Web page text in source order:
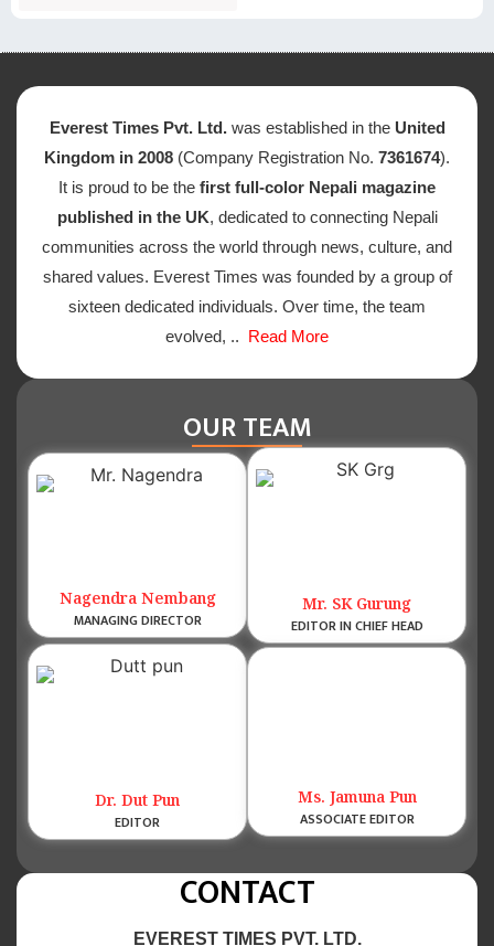
Everest Times Pvt. Ltd. was established in the United
Kingdom in 2008 (Company Registration No. 7361674).
It is proud to be the first full-color Nepali magazine
published in the UK, dedicated to connecting Nepali
communities across the world through news, culture, and
shared values. Everest Times was founded by a group of
sixteen dedicated individuals. Over time, the team
evolved, .. Read More
OUR TEAM
Nagendra Nembang
MANAGING DIRECTOR
Mr. SK Gurung
EDITOR IN CHIEF HEAD
Dr. Dut Pun
EDITOR
Ms. Jamuna Pun
ASSOCIATE EDITOR
CONTACT
EVEREST TIMES PVT. LTD.